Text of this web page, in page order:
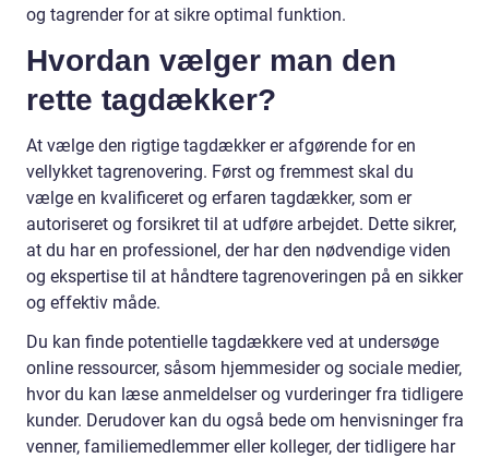
og tagrender for at sikre optimal funktion.
Hvordan vælger man den
rette tagdækker?
At vælge den rigtige tagdækker er afgørende for en
vellykket tagrenovering. Først og fremmest skal du
vælge en kvalificeret og erfaren tagdækker, som er
autoriseret og forsikret til at udføre arbejdet. Dette sikrer,
at du har en professionel, der har den nødvendige viden
og ekspertise til at håndtere tagrenoveringen på en sikker
og effektiv måde.
Du kan finde potentielle tagdækkere ved at undersøge
online ressourcer, såsom hjemmesider og sociale medier,
hvor du kan læse anmeldelser og vurderinger fra tidligere
kunder. Derudover kan du også bede om henvisninger fra
venner, familiemedlemmer eller kolleger, der tidligere har